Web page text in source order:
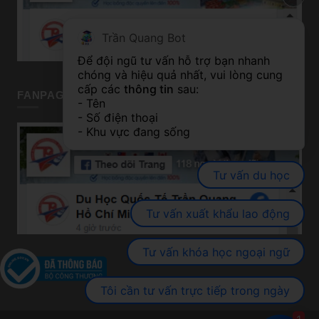
FANPAGE TP HỒ CHÍ MINH
Trần Quang Bot
Để đội ngũ tư vấn hỗ trợ bạn nhanh
chóng và hiệu quả nhất, vui lòng cung
cấp các thông tin sau:
- Tên
- Số điện thoại
- Khu vực đang sống
Tư vấn du học
Tư vấn xuất khẩu lao động
Tư vấn khóa học ngoại ngữ
Tôi cần tư vấn trực tiếp trong ngày